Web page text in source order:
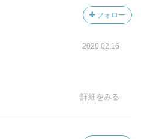
フォロー
2020.02.16
詳細をみる